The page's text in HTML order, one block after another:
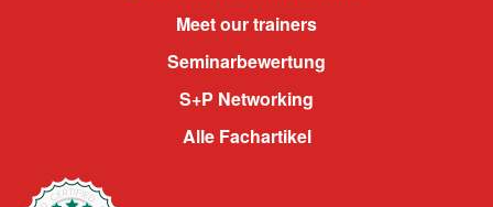
Meet our trainers
Seminarbewertung
S+P Networking
Alle Fachartikel